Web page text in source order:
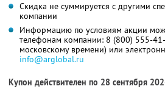
Скидка не суммируется с другими
компании
Информацию по условиям акции
телефонам компании: 8 (800) 555-
московскому времени) или
info@arglobal.ru
Купон действителен по 28 сентября